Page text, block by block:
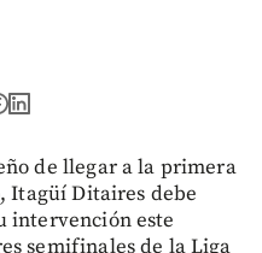
de llegar a la primera
Ditaires debe
intervención este
semifinales de la Liga